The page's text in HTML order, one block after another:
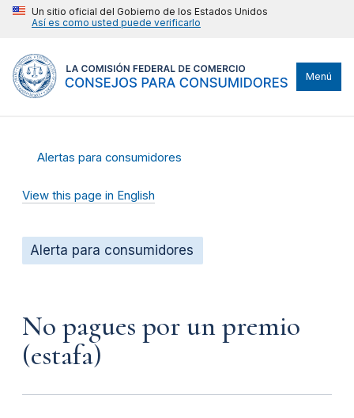
Un sitio oficial del Gobierno de los Estados Unidos
Así es como usted puede verificarlo
Menú
Alertas para consumidores
View this page in English
Alerta para consumidores
No pagues por un premio
(estafa)